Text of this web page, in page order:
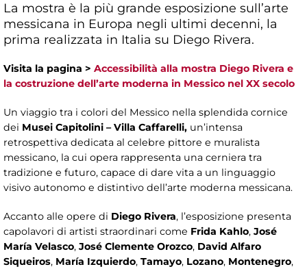
La mostra è la più grande esposizione sull’arte
messicana in Europa negli ultimi decenni, la
prima realizzata in Italia su Diego Rivera.
Visita la pagina > Accessibilità alla mostra Diego Rivera e
la costruzione dell’arte moderna in Messico nel XX secolo
Un viaggio tra i colori del Messico nella splendida cornice
dei Musei Capitolini – Villa Caffarelli, un’intensa
retrospettiva dedicata al celebre pittore e muralista
messicano, la cui opera rappresenta una cerniera tra
tradizione e futuro, capace di dare vita a un linguaggio
visivo autonomo e distintivo dell’arte moderna messicana.
Accanto alle opere di Diego Rivera, l’esposizione presenta
capolavori di artisti straordinari come Frida Kahlo, José
María Velasco, José Clemente Orozco, David Alfaro
Siqueiros, María Izquierdo, Tamayo, Lozano, Montenegro,